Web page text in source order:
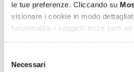
le tue preferenze. Cliccando su
visionare i cookie in modo
funzionalità, i soggetti terze parti
Privacy e Cookie Policy,
dove
delNecessari
Vai allo shop